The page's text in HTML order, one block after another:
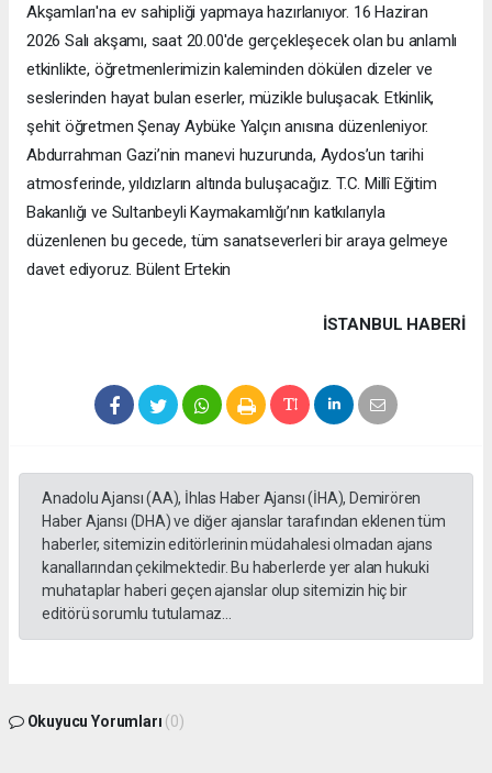
Akşamları'na ev sahipliği yapmaya hazırlanıyor. 16 Haziran
2026 Salı akşamı, saat 20.00'de gerçekleşecek olan bu anlamlı
etkinlikte, öğretmenlerimizin kaleminden dökülen dizeler ve
seslerinden hayat bulan eserler, müzikle buluşacak. Etkinlik,
şehit öğretmen Şenay Aybüke Yalçın anısına düzenleniyor.
Abdurrahman Gazi’nin manevi huzurunda, Aydos’un tarihi
atmosferinde, yıldızların altında buluşacağız. T.C. Millî Eğitim
Bakanlığı ve Sultanbeyli Kaymakamlığı’nın katkılarıyla
düzenlenen bu gecede, tüm sanatseverleri bir araya gelmeye
davet ediyoruz. Bülent Ertekin
İSTANBUL HABERİ
Anadolu Ajansı (AA), İhlas Haber Ajansı (İHA), Demirören
Haber Ajansı (DHA) ve diğer ajanslar tarafından eklenen tüm
haberler, sitemizin editörlerinin müdahalesi olmadan ajans
kanallarından çekilmektedir. Bu haberlerde yer alan hukuki
muhataplar haberi geçen ajanslar olup sitemizin hiç bir
editörü sorumlu tutulamaz...
Okuyucu Yorumları (0)